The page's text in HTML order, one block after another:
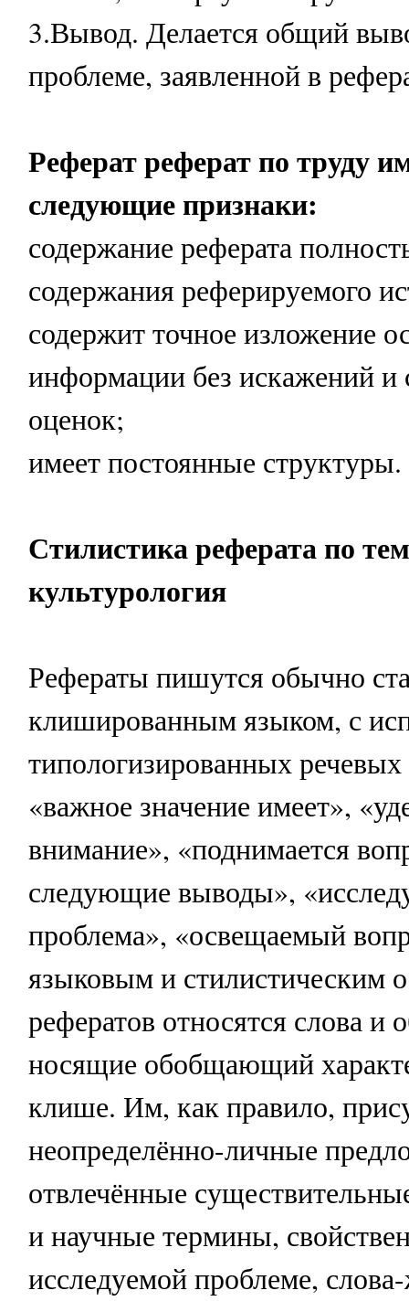
3.Вывод. Делается общий
проблеме, заявленной в
Реферат реферат по труду
следующие признаки:
содержание реферата
содержания реферируемого
содержит точное изложение
информации без искажений и
оценок;
имеет постоянные структуры.
Стилистика реферата по
культурология
Рефераты пишутся обычно
клишированным языком, с
типологизированных речевых
«важное значение имеет»,
внимание», «поднимается
следующие выводы»,
проблема», «освещаемый
языковым и стилистическим
рефератов относятся слова и
носящие обобщающий
клише. Им, как правило,
неопределённо-личные
отвлечённые
и научные термины,
исследуемой проблеме,